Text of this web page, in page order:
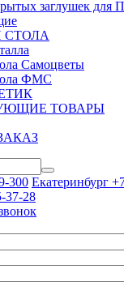
заглушек для
СТОЛА
Самоцветы
ФМС
ТОВАРЫ
300 Екатеринбург
37-28